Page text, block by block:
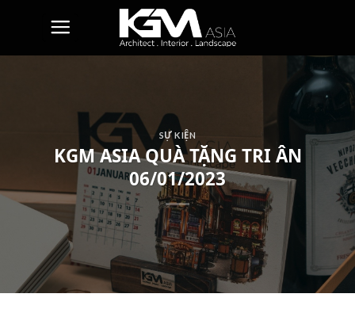
SỰ KIỆN
KGM ASIA QUÀ TẶNG TRI ÂN
06/01/2023